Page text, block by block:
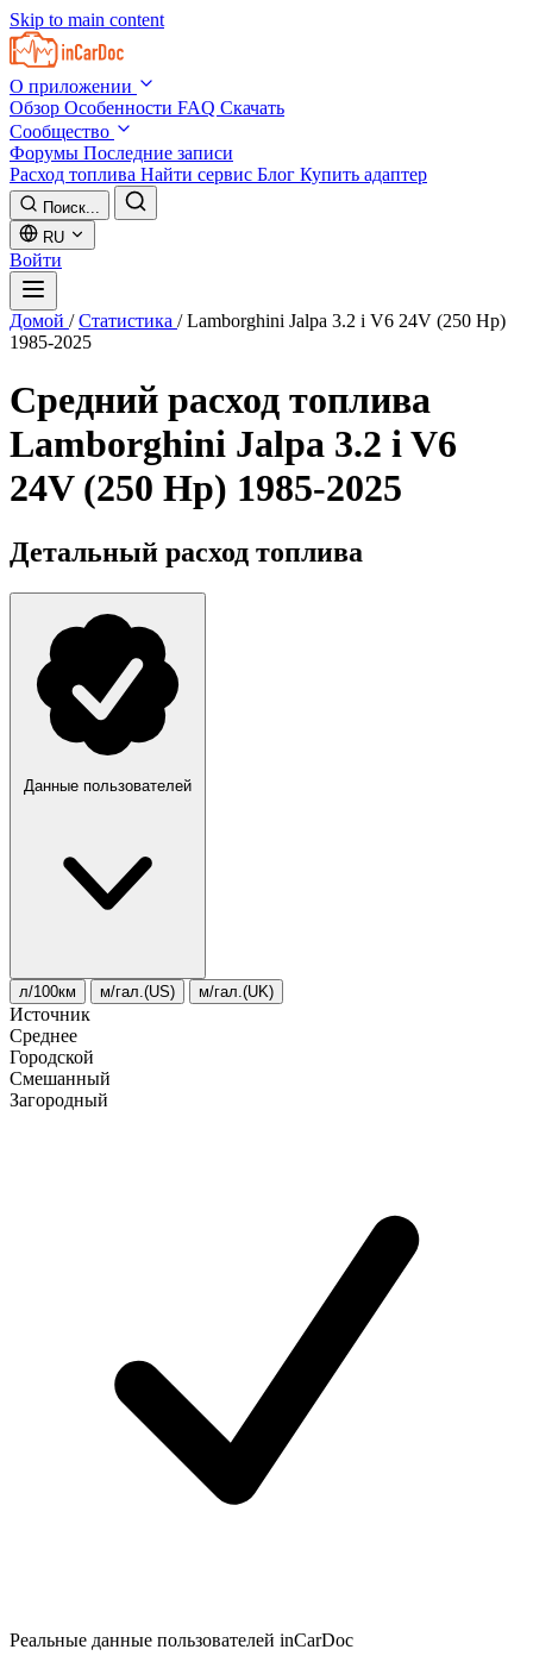
Skip to main content
О приложении
Обзор Особенности FAQ Скачать
Сообщество
Форумы Последние записи
Расход топлива Найти сервис Блог Купить адаптер
Поиск...
RU
Войти
Домой / Статистика / Lamborghini Jalpa 3.2 i V6 24V (250 Hp)
1985-2025
Средний расход топлива
Lamborghini Jalpa 3.2 i V6
24V (250 Hp) 1985-2025
Детальный расход топлива
Данные пользователей
л/100км м/гал.(US) м/гал.(UK)
Источник
Среднее
Городской
Смешанный
Загородный
Реальные данные пользователей inCarDoc